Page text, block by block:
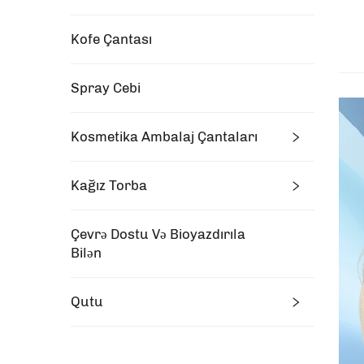
Kofe Çantası
Spray Cebi
Kosmetika Ambalaj Çantaları
Kağız Torba
Çevrə Dostu Və Bioyazdırıla
Bilən
Qutu